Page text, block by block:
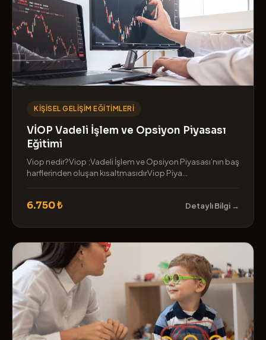
KIŞISEL GELIŞIM EĞITIMLERI
VİOP Vadeli İşlem ve Opsiyon Piyasası
Eğitimi
Viop nedir?Viop ;Vadeli İşlem ve Opsiyon Piyasası’nın baş
harflerinden oluşan kısaltmasıdırViop Piya...
6.750 ₺ Detaylı Bilgi →